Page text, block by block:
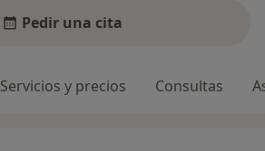
Pedir una cita
Servicios y precios Consultas